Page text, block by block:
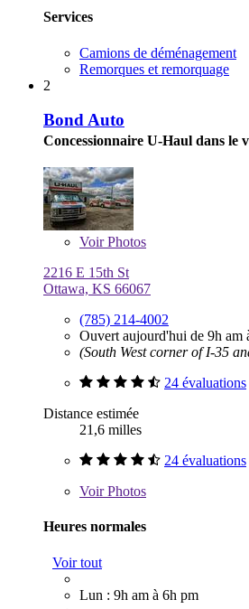
Services
Camions de déménagement
Remorques et remorquage
2
Bond Auto
Concessionnaire U-Haul dans le
VoirPhotos
2216 E 15th St
Ottawa, KS 66067
(785) 214-4002
Ouvert aujourd'hui de 9h am
(South West corner of I-35
24 évaluations
Distance estimée
21,6 milles
24 évaluations
VoirPhotos
Heures normales
Voir tout
Lun : 9h am à 6h pm